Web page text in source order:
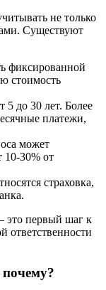
не только
Существуют
фиксированной
стоимость
5 до 30 лет. Более
платежи,
может
10-30% от
страховка,
это первый шаг к
ответственности